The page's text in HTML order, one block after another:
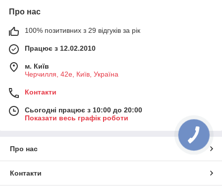
Про нас
100% позитивних з 29 відгуків за рік
Працює з 12.02.2010
м. Київ
Черчилля, 42е, Київ, Україна
Контакти
Сьогодні працює з 10:00 до 20:00
Показати весь графік роботи
Про нас
Контакти